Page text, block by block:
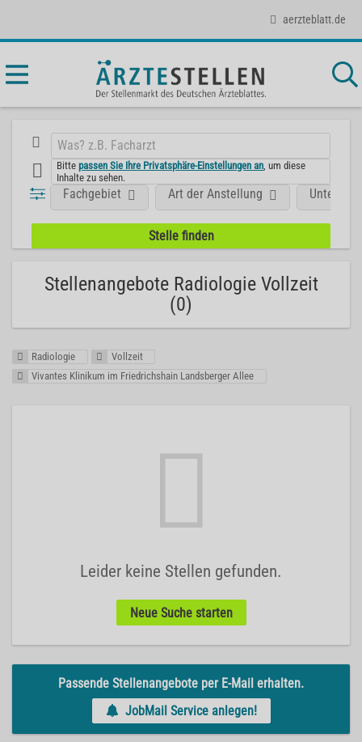
aerzteblatt.de
Bittepassen Sie Ihre Privatsphäre-Einstellungen an , um diese
Inhalte zu sehen.
Fachgebiet Art der Anstellung
Stellenangebote Radiologie Vollzeit
(0)
Radiologie
Vollzeit
Vivantes Klinikum im Friedrichshain Landsberger Allee
Leider keine Stellen gefunden.
Neue Suche starten
Passende Stellenangebote per E-Mail erhalten.
JobMail Service anlegen!